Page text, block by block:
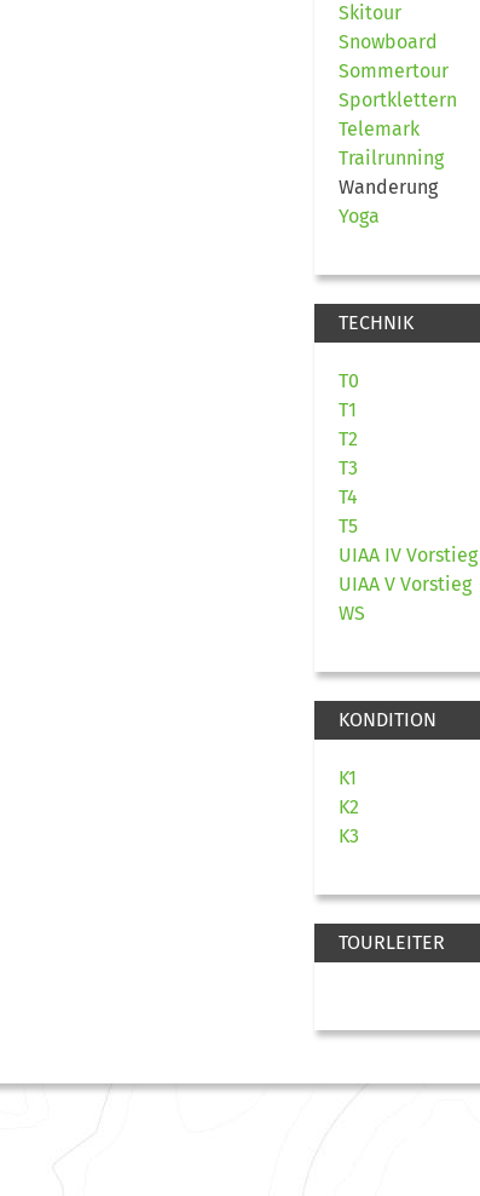
Skitour
Snowboard
Sommertour
Sportklettern
Telemark
Trailrunning
Wanderung
Yoga
TECHNIK
T0
T1
T2
T3
T4
T5
UIAA IV Vorstieg
UIAA V Vorstieg
WS
KONDITION
K1
K2
K3
TOURLEITER